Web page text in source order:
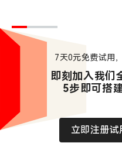
7天0元免费试用
即刻加入我们
5步即可搭
立即注册试